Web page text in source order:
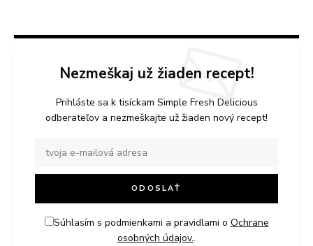
Nezmeškaj už žiaden recept!
Prihláste sa k tisíckam Simple Fresh Delicious
odberateľov a nezmeškajte už žiaden nový recept!
Súhlasím s podmienkami a pravidlami o Ochrane
osobných údajov..